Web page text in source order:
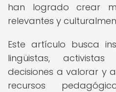
han logrado crear
relevantes y
Este artículo busca
lingüistas,
decisiones a valorar y
recursos